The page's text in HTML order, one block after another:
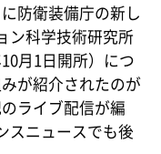
防衛装備庁の新し
ン科学技術研究所
月1日開所）につ
が紹介されたのが
ライブ配信が編
スニュースでも後